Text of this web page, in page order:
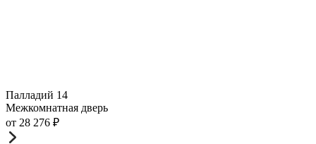
Палладий 14
Межкомнатная дверь
от 28 276 ₽